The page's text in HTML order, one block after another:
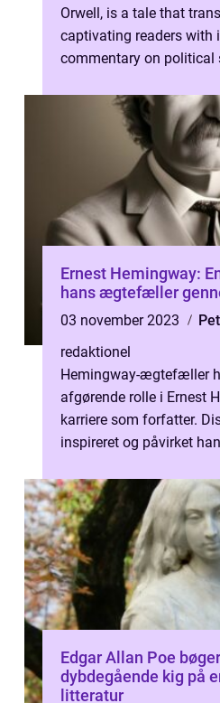
Orwell, is a tale that
captivating readers with
commentary on political
Ernest Hemingway:
hans ægtefæller
03 november 2023
redaktionel
Hemingway-ægtefæller
afgørende rolle i Ernest
karriere som forfatter.
inspireret og påvirket
Edgar Allan Poe
dybdegående kig på
litteratur